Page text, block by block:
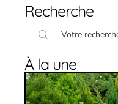
Recherche
À la une